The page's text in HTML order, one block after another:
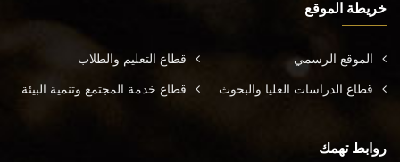
خريطة الموقع
الموقع الرسمي قطاع التعليم والطلاب
قطاع الدراسات العليا والبحوث قطاع خدمة المجتمع وتنمية البيئة
روابط تهمك